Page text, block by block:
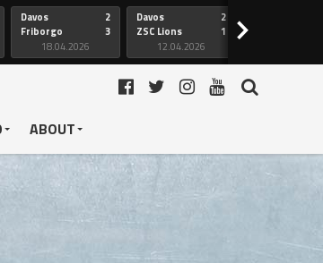
Davos
Friborgo
2
3
18.04.2026
Davos
ZSC Lions
2
1
12.04.2026
>
ABOUT